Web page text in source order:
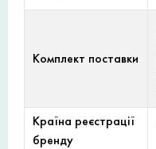
Комплект поставки
Країна реєстрації
бренду